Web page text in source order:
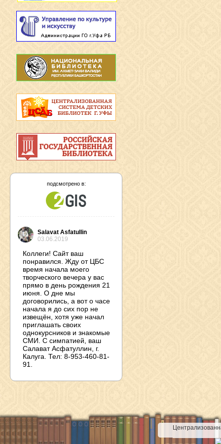
подсмотрено в:
Salavat Asfatullin
03.06.2019
Коллеги! Сайт ваш
понравился. Жду от ЦБС
время начала моего
творческого вечера у вас
прямо в день рождения 21
июня. О дне мы
договорились, а вот о часе
начала я до сих пор не
извещён, хотя уже начал
приглашать своих
однокурсников и знакомые
СМИ. С симпатией, ваш
Салават Асфатуллин, г.
Калуга. Тел: 8-953-460-81-
91.